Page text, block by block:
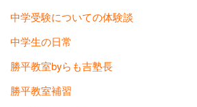
中学受験についての体験談
中学生の日常
勝平教室byらも吉塾長
勝平教室補習